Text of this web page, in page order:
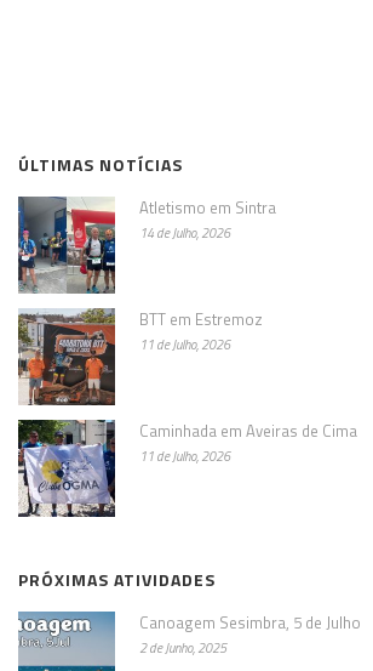
ÚLTIMAS NOTÍCIAS
Atletismo em Sintra
14 de Julho, 2026
BTT em Estremoz
11 de Julho, 2026
Caminhada em Aveiras de Cima
11 de Julho, 2026
PRÓXIMAS ATIVIDADES
Canoagem Sesimbra, 5 de Julho
2 de Junho, 2025